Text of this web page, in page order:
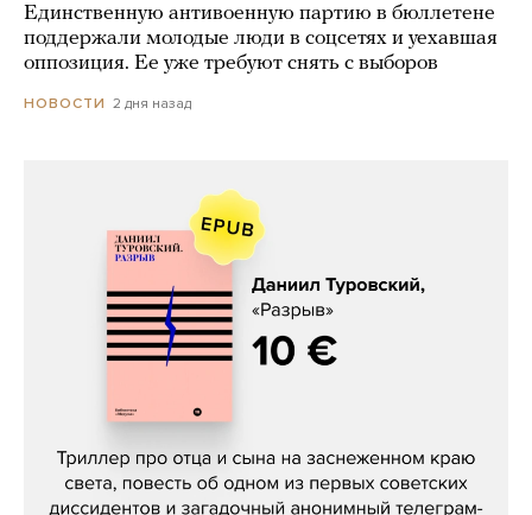
Единственную антивоенную партию в бюллетене
поддержали молодые люди в соцсетях и уехавшая
оппозиция. Ее уже требуют снять с выборов
НОВОСТИ 2 дня назад
Даниил Туровский, «Разрыв»